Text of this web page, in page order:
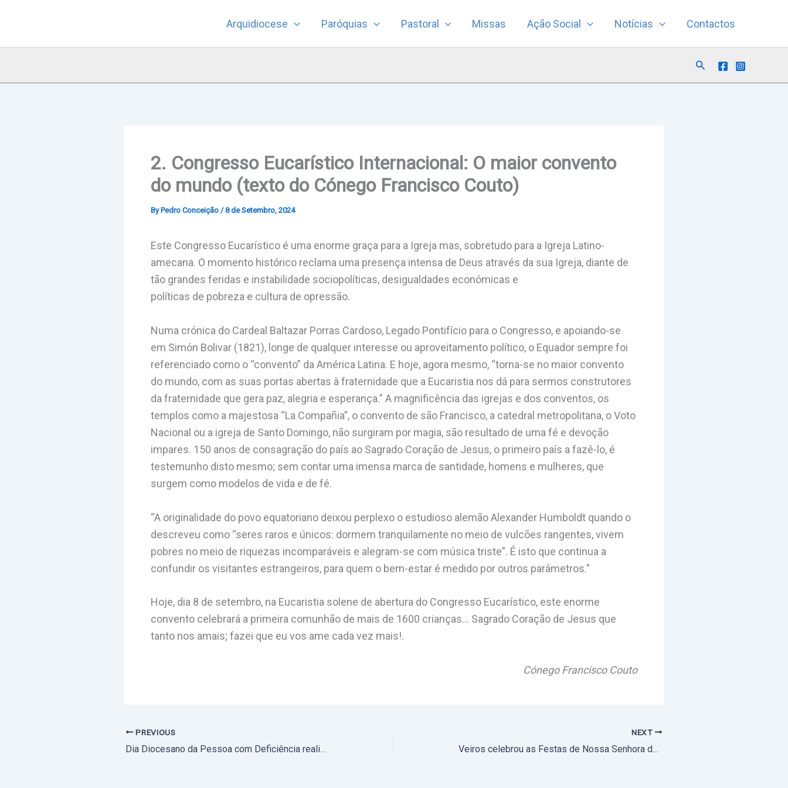
Arquidiocese Paróquias Pastoral Missas Ação Social Notícias Contactos
Search
2. Congresso Eucarístico Internacional: O maior convento
do mundo (texto do Cónego Francisco Couto)
By Pedro Conceição /8 de Setembro, 2024
Este Congresso Eucarístico é uma enorme graça para a Igreja mas, sobretudo para a Igreja Latino-
amecana. O momento histórico reclama uma presença intensa de Deus através da sua Igreja, diante de
tão grandes feridas e instabilidade sociopolíticas, desigualdades económicas e
políticas de pobreza e cultura de opressão.
Numa crónica do Cardeal Baltazar Porras Cardoso, Legado Pontifício para o Congresso, e apoiando-se
em Simón Bolivar (1821), longe de qualquer interesse ou aproveitamento político, o Equador sempre foi
referenciado como o “convento” da América Latina. E hoje, agora mesmo, “torna-se no maior convento
do mundo, com as suas portas abertas à fraternidade que a Eucaristia nos dá para sermos construtores
da fraternidade que gera paz, alegria e esperança.” A magnificência das igrejas e dos conventos, os
templos como a majestosa “La Compañia”, o convento de são Francisco, a catedral metropolitana, o Voto
Nacional ou a igreja de Santo Domingo, não surgiram por magia, são resultado de uma fé e devoção
impares. 150 anos de consagração do país ao Sagrado Coração de Jesus, o primeiro país a fazê-lo, é
testemunho disto mesmo; sem contar uma imensa marca de santidade, homens e mulheres, que
surgem como modelos de vida e de fé.
“A originalidade do povo equatoriano deixou perplexo o estudioso alemão Alexander Humboldt quando o
descreveu como “seres raros e únicos: dormem tranquilamente no meio de vulcões rangentes, vivem
pobres no meio de riquezas incomparáveis e alegram-se com música triste”. É isto que continua a
confundir os visitantes estrangeiros, para quem o bem-estar é medido por outros parâmetros.”
Hoje, dia 8 de setembro, na Eucaristia solene de abertura do Congresso Eucarístico, este enorme
convento celebrará a primeira comunhão de mais de 1600 crianças… Sagrado Coração de Jesus que
tanto nos amais; fazei que eu vos ame cada vez mais!.
Cónego Francisco Couto
PREVIOUS
Dia Diocesano da Pessoa com Deficiência realizou-se em Estremoz (com fotos)
NEXT
Veiros celebrou as Festas de Nossa Senhora do Mileu (com fotos)